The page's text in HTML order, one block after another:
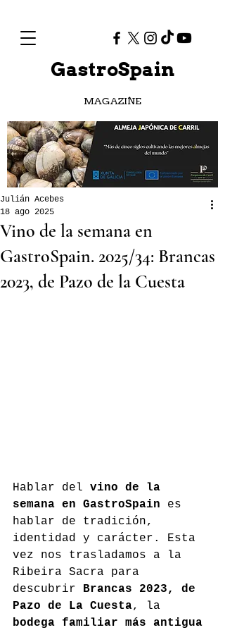
GastroSpain
MAGAZINE
Vino de la semana en
GastroSpain. 2025/34: Brancas
2023, de Pazo de la Cuesta
Julián Acebes
18 ago 2025
Hablar del vino de la
semana en GastroSpain es
hablar de tradición,
identidad y carácter. Esta
vez nos trasladamos a la
Ribeira Sacra para
descubrir
Brancas 2023, de
Pazo de La Cuesta, la
bodega familiar más antigua